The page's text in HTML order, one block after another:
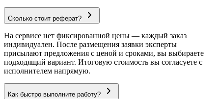
Сколько стоит реферат?
На сервисе нет фиксированной цены — каждый заказ
индивидуален. После размещения заявки эксперты
присылают предложения с ценой и сроками, вы выбираете
подходящий вариант. Итоговую стоимость вы согласуете с
исполнителем напрямую.
Как быстро выполните работу?